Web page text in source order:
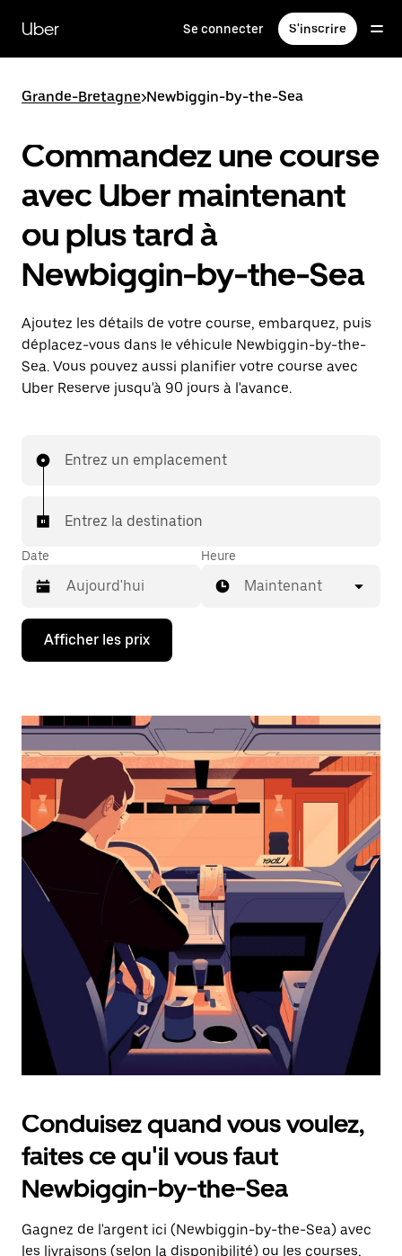
contenu
principal
Uber Se connecter S'inscrire
Grande-Bretagne>Newbiggin-by-the-Sea
Commandez une course
avec Uber maintenant
ou plus tard à
Newbiggin-by-the-Sea
Ajoutez les détails de votre course, embarquez, puis
déplacez-vous dans le véhicule Newbiggin-by-the-
Sea. Vous pouvez aussi planifier votre course avec
Uber Reserve jusqu'à 90 jours à l'avance.
Entrez un emplacement
Entrez la destination
Date
Appuyez
la
bas
interagir
avec
calendrier
et
sélectionner
une
date.
Appuyez
d'échappement
pour
fermer
calendrier.
Heure
Maintenant
Afficher les prix
Conduisez quand vous voulez,
faites ce qu'il vous faut
Newbiggin-by-the-Sea
Gagnez de l'argent ici (Newbiggin-by-the-Sea) avec
les livraisons (selon la disponibilité) ou les courses,